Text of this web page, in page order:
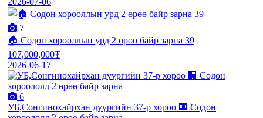
7
🏠 Содон хорооллын урд 2 өрөө байр зарна 39
107,000,000₮
2026-06-17
6
УБ,Сонгинохайрхан дүүргийн 37-р хороо 🏢 Содон